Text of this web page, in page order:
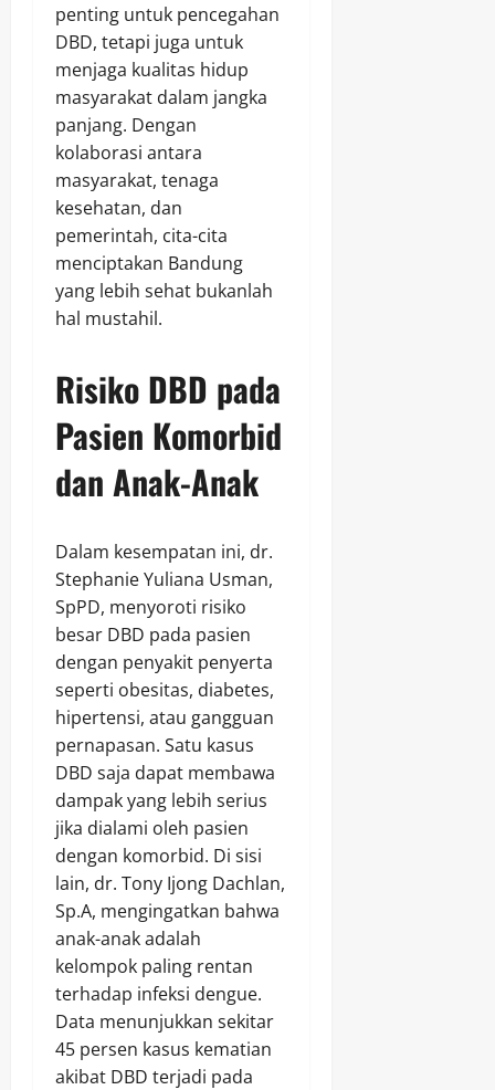
penting untuk pencegahan
DBD, tetapi juga untuk
menjaga kualitas hidup
masyarakat dalam jangka
panjang. Dengan
kolaborasi antara
masyarakat, tenaga
kesehatan, dan
pemerintah, cita-cita
menciptakan Bandung
yang lebih sehat bukanlah
hal mustahil.
Risiko DBD pada
Pasien Komorbid
dan Anak-Anak
Dalam kesempatan ini, dr.
Stephanie Yuliana Usman,
SpPD, menyoroti risiko
besar DBD pada pasien
dengan penyakit penyerta
seperti obesitas, diabetes,
hipertensi, atau gangguan
pernapasan. Satu kasus
DBD saja dapat membawa
dampak yang lebih serius
jika dialami oleh pasien
dengan komorbid. Di sisi
lain, dr. Tony Ijong Dachlan,
Sp.A, mengingatkan bahwa
anak-anak adalah
kelompok paling rentan
terhadap infeksi dengue.
Data menunjukkan sekitar
45 persen kasus kematian
akibat DBD terjadi pada